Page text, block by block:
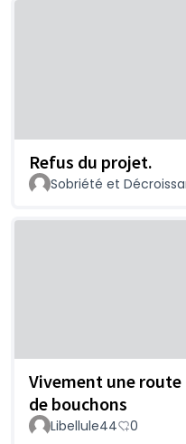
Refus du projet.
Sobriété et
Vivement une route
de bouchons
Libellule44 0